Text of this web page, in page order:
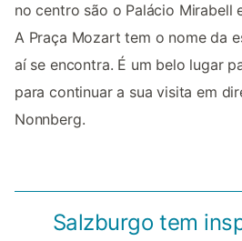
no centro são o Palácio Mirabell
A Praça Mozart tem o nome da
aí se encontra. É um belo lugar
para continuar a sua visita em
Nonnberg.
Salzburgo tem